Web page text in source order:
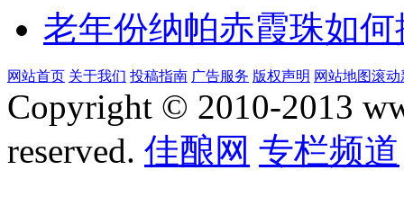
老年份纳帕赤霞珠如
网站首页 关于我们 投稿指南 广告服务 版权声明 网站地图滚动
Copyright © 2010-2013
reserved. 佳酿网 专栏频道